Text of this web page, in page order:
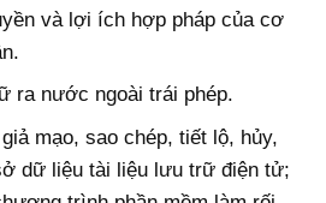
và lợi ích hợp pháp của cơ
ra nước ngoài trái phép.
mạo, sao chép, tiết lộ, hủy,
dữ liệu tài liệu lưu trữ điện tử;